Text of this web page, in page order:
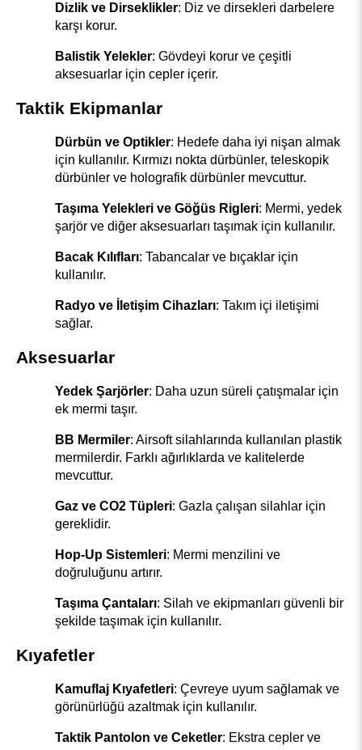
Dizlik ve Dirseklikler: Diz ve dirsekleri darbelere
karşı korur.
Balistik Yelekler: Gövdeyi korur ve çeşitli
aksesuarlar için cepler içerir.
Taktik Ekipmanlar
Dürbün ve Optikler: Hedefe daha iyi nişan almak
için kullanılır. Kırmızı nokta dürbünler, teleskopik
dürbünler ve holografik dürbünler mevcuttur.
Taşıma Yelekleri ve Göğüs Rigleri: Mermi, yedek
şarjör ve diğer aksesuarları taşımak için kullanılır.
Bacak Kılıfları: Tabancalar ve bıçaklar için
kullanılır.
Radyo ve İletişim Cihazları: Takım içi iletişimi
sağlar.
Aksesuarlar
Yedek Şarjörler: Daha uzun süreli çatışmalar için
ek mermi taşır.
BB Mermiler: Airsoft silahlarında kullanılan plastik
mermilerdir. Farklı ağırlıklarda ve kalitelerde
mevcuttur.
Gaz ve CO2 Tüpleri: Gazla çalışan silahlar için
gereklidir.
Hop-Up Sistemleri: Mermi menzilini ve
doğruluğunu artırır.
Taşıma Çantaları: Silah ve ekipmanları güvenli bir
şekilde taşımak için kullanılır.
Kıyafetler
Kamuflaj Kıyafetleri: Çevreye uyum sağlamak ve
görünürlüğü azaltmak için kullanılır.
Taktik Pantolon ve Ceketler: Ekstra cepler ve